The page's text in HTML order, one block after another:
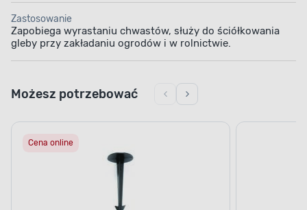
Zastosowanie
Zapobiega wyrastaniu chwastów, służy do ściółkowania
gleby przy zakładaniu ogrodów i w rolnictwie.
Możesz potrzebować
Cena online